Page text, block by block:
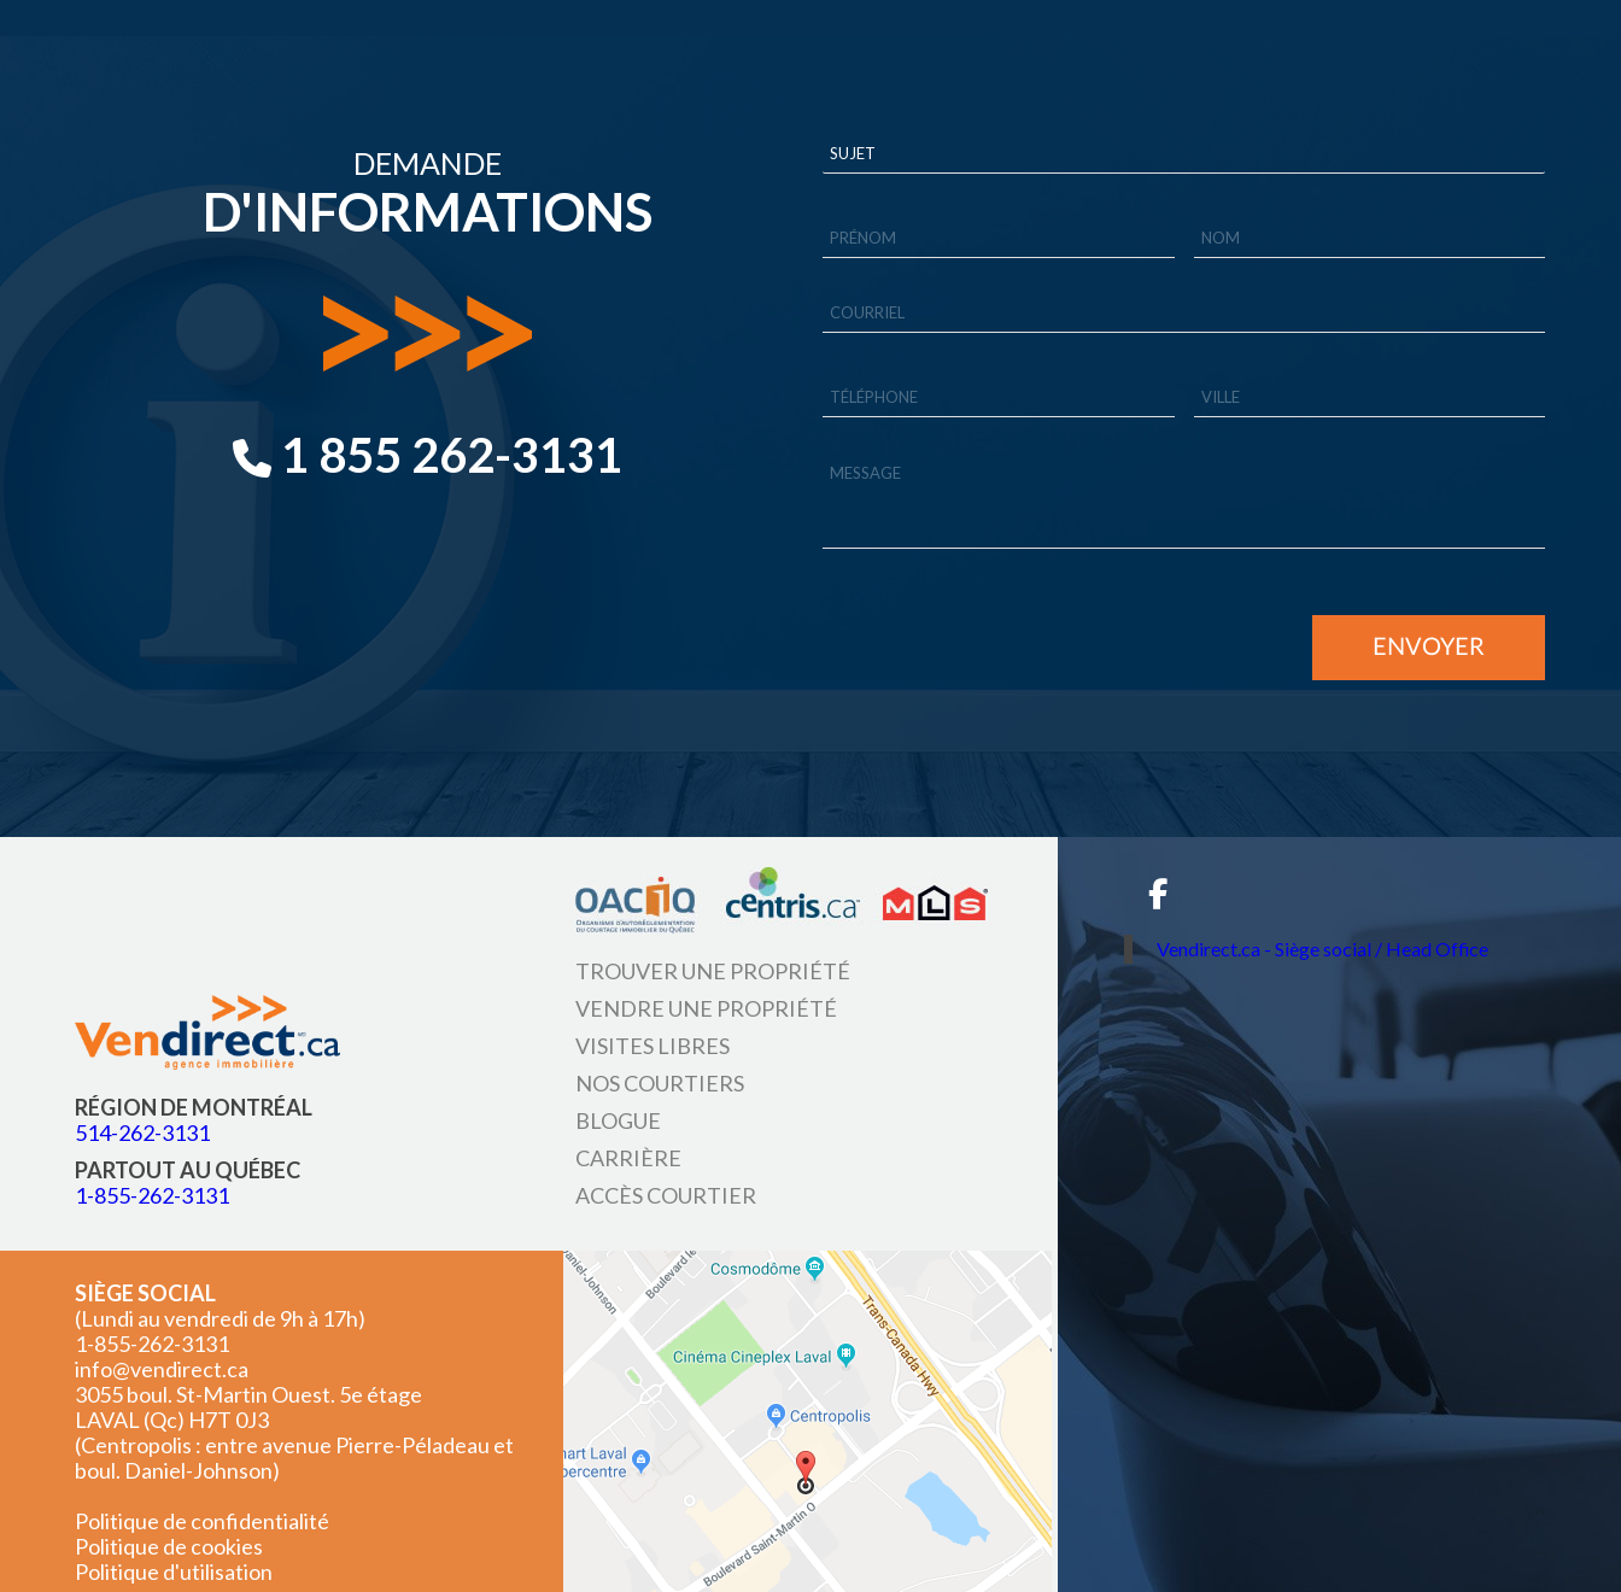
DEMANDE
D'INFORMATIONS
1 855 262-3131
RÉGION DE MONTRÉAL
514-262-3131
PARTOUT AU QUÉBEC
1-855-262-3131
TROUVER UNE PROPRIÉTÉ
VENDRE UNE PROPRIÉTÉ
VISITES LIBRES
NOS COURTIERS
BLOGUE
CARRIÈRE
ACCÈS COURTIER
SIÈGE SOCIAL
(Lundi au vendredi de 9h à 17h)
1-855-262-3131
info@vendirect.ca
3055 boul. St-Martin Ouest. 5e étage
LAVAL (Qc) H7T 0J3
(Centropolis : entre avenue Pierre-Péladeau et
boul. Daniel-Johnson)
Politique de confidentialité
Politique de cookies
Politique d'utilisation
Vendirect.ca - Siège social / Head Office